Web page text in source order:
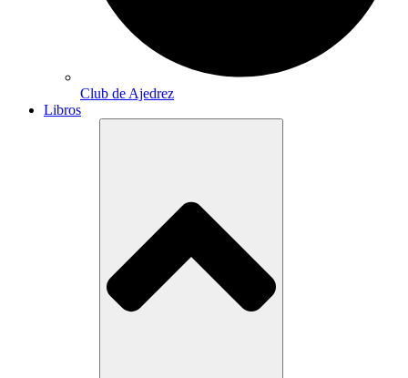
Club de Ajedrez
Libros